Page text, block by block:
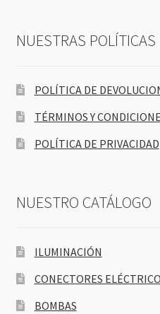
NUESTRAS POLÍTICAS
POLÍTICA DE
TÉRMINOS Y
POLÍTICA DE PRIVACIDAD
NUESTRO CATÁLOGO
ILUMINACIÓN
CONECTORES
BOMBAS